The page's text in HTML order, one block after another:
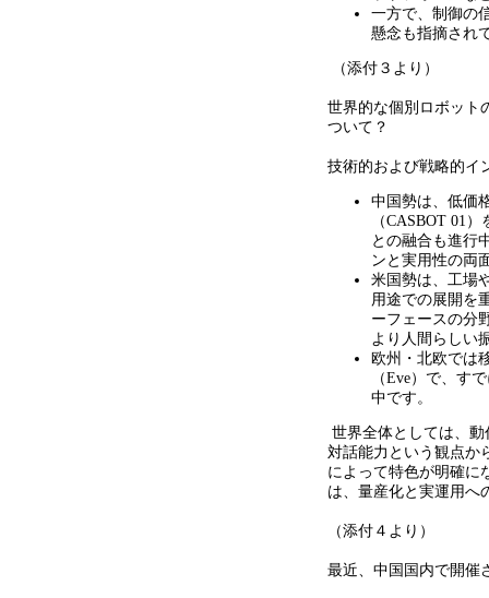
一方で、制御の
懸念も指摘され
（添付３より）
世界的な個別ロボット
ついて？
技術的および戦略的イ
中国勢は、低価
（CASBOT 01 ）
との融合も進行
ンと実用性の両
米国勢は、工場
用途での展開を
ーフェースの分
より人間らしい
欧州・北欧では
（Eve）で、す
中です。
世界全体としては、
対話能力という観点か
によって特色が明確に
は、量産化と実運用へ
（添付４より）
最近、中国国内で開催